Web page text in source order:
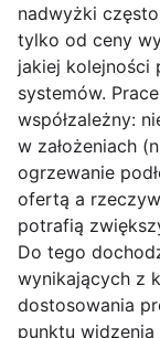
nadwyżki
tylko od ceny
jakiej kolejności
systemów.
współzależny:
w założeniach
ogrzewanie
ofertą a
potrafią
Do tego
wynikających z
dostosowania
punktu widzenia